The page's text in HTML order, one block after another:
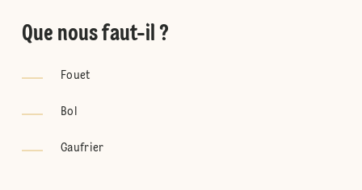
Que nous faut-il ?
Fouet
Bol
Gaufrier